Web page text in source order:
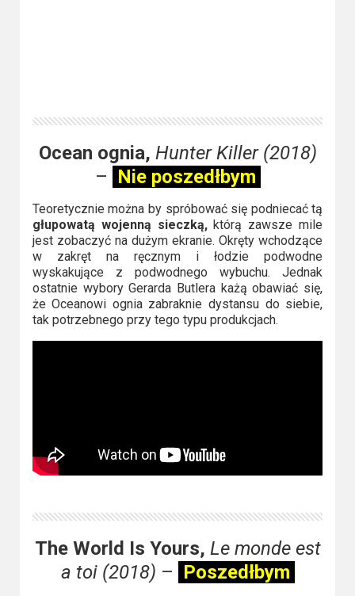
Ocean ognia, Hunter Killer (2018)
– Nie poszedłbym
Teoretycznie można by spróbować się podniecać tą
głupowatą wojenną sieczką,którą zawsze mile
jest zobaczyć na dużym ekranie. Okręty wchodzące
w zakręt na ręcznym i łodzie podwodne
wyskakujące z podwodnego wybuchu. Jednak
ostatnie wybory Gerarda Butlera każą obawiać się,
że Oceanowi ognia zabraknie dystansu do siebie,
tak potrzebnego przy tego typu produkcjach.
The World Is Yours, Le monde est
a toi (2018) – Poszedłbym